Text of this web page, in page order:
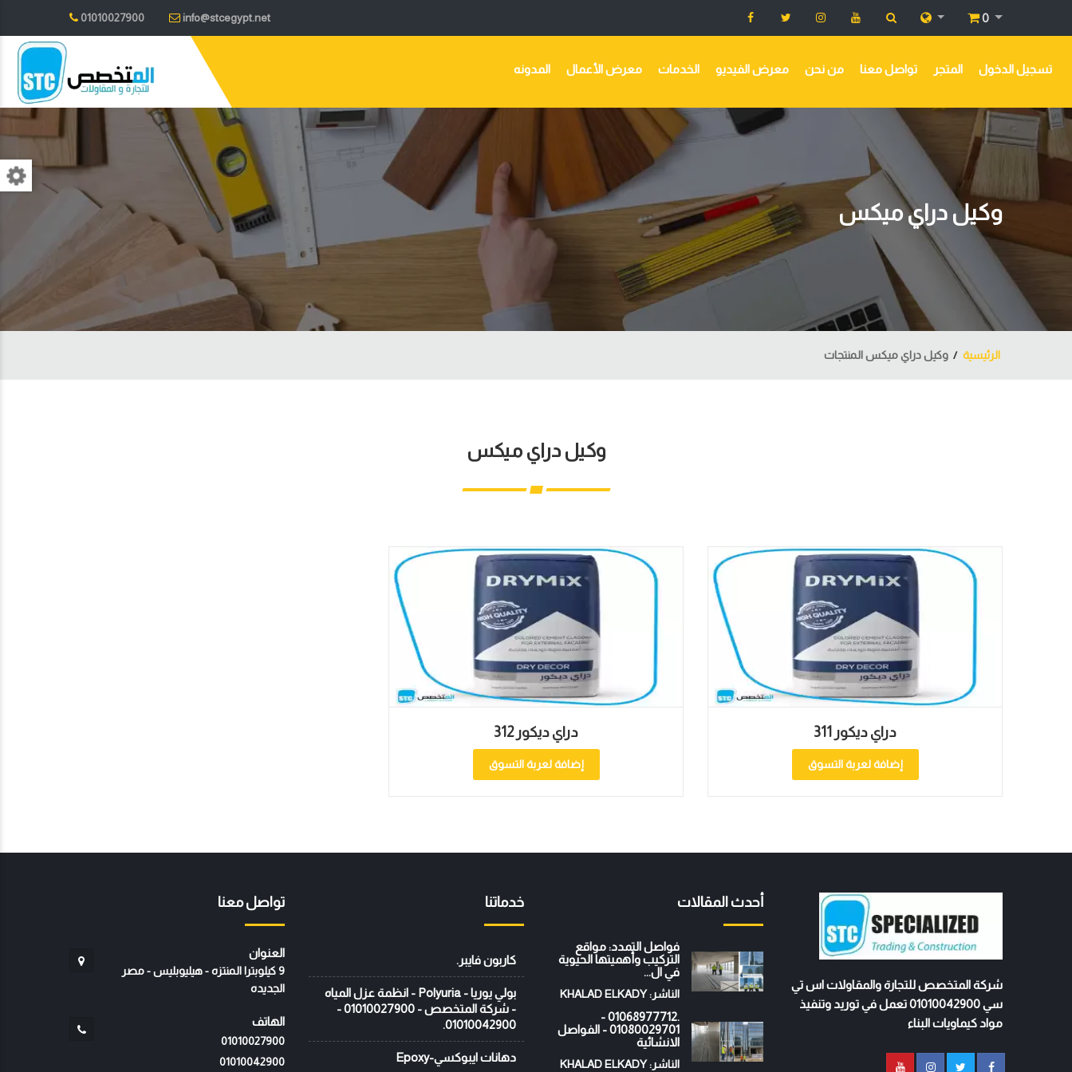
01010027900 info@stcegypt.net 0
المدونه معرض الأعمال الخدمات معرض الفيديو من نحن تواصل معنا المتجر تسجيل الدخول
وكيل دراي ميكس
الرئيسية وكيل دراي ميكس المنتجات
وكيل دراي ميكس
دراي ديكور 311
إضافة لعربة التسوق
دراي ديكور 312
إضافة لعربة التسوق
شركة المتخصص للتجارة والمقاولات اس تي
سي 01010042900 تعمل في توريد وتنفيذ
مواد كيماويات البناء
أحدث المقالات
فواصل التمدد: مواقع
التركيب وأهميتها الحيوية
في ال...
الناشر: KHALAD ELKADY
.01068977712 -
01080029701 - الفواصل
الانشائية
الناشر: KHALAD ELKADY
خدماتنا
كاربون فايبر.
بولي يوريا - Polyuria - انظمة عزل المياه
- شركة المتخصص - 01010027900 -
01010042900.
دهانات ايبوكسي-Epoxy
تواصل معنا
العنوان
9 كيلوبترا المنتزه - هيليوبليس - مصر
الجديده
الهاتف
01010027900
01010042900